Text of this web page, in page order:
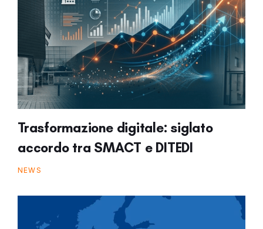
Trasformazione digitale: siglato
accordo tra SMACT e DITEDI
NEWS